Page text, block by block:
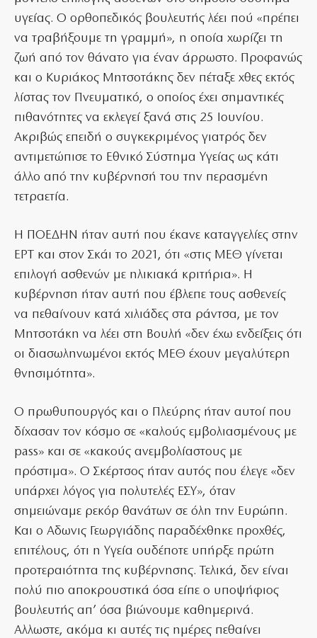
υγείας. Ο ορθοπεδικός βουλευτής λέει πού «πρέπει
να τραβήξουμε τη γραμμή», η οποία χωρίζει τη
ζωή από τον θάνατο για έναν άρρωστο. Προφανώς
και ο Κυριάκος Μητσοτάκης δεν πέταξε χθες εκτός
λίστας τον Πνευματικό, ο οποίος έχει σημαντικές
πιθανότητες να εκλεγεί ξανά στις 25 Ιουνίου.
Ακριβώς επειδή ο συγκεκριμένος γιατρός δεν
αντιμετώπισε το Εθνικό Σύστημα Υγείας ως κάτι
άλλο από την κυβέρνησή του την περασμένη
τετραετία.
Η ΠΟΕΔΗΝ ήταν αυτή που έκανε καταγγελίες στην
ΕΡΤ και στον Σκάι το 2021, ότι «στις ΜΕΘ γίνεται
επιλογή ασθενών με ηλικιακά κριτήρια». Η
κυβέρνηση ήταν αυτή που έβλεπε τους ασθενείς
να πεθαίνουν κατά χιλιάδες στα ράντσα, με τον
Μητσοτάκη να λέει στη Βουλή «δεν έχω ενδείξεις ότι
οι διασωληνωμένοι εκτός ΜΕΘ έχουν μεγαλύτερη
θνησιμότητα».
Ο πρωθυπουργός και ο Πλεύρης ήταν αυτοί που
δίχασαν τον κόσμο σε «καλούς εμβολιασμένους με
pass» και σε «κακούς ανεμβολίαστους με
πρόστιμα». Ο Σκέρτσος ήταν αυτός που έλεγε «δεν
υπάρχει λόγος για πολυτελές ΕΣΥ», όταν
σημειώναμε ρεκόρ θανάτων σε όλη την Ευρώπη.
Και ο Αδωνις Γεωργιάδης παραδέχθηκε προχθές,
επιτέλους, ότι η Υγεία ουδέποτε υπήρξε πρώτη
προτεραιότητα της κυβέρνησης. Τελικά, δεν είναι
πολύ πιο αποκρουστικά όσα είπε ο υποψήφιος
βουλευτής απ’ όσα βιώνουμε καθημερινά.
Αλλωστε, ακόμα κι αυτές τις ημέρες πεθαίνει